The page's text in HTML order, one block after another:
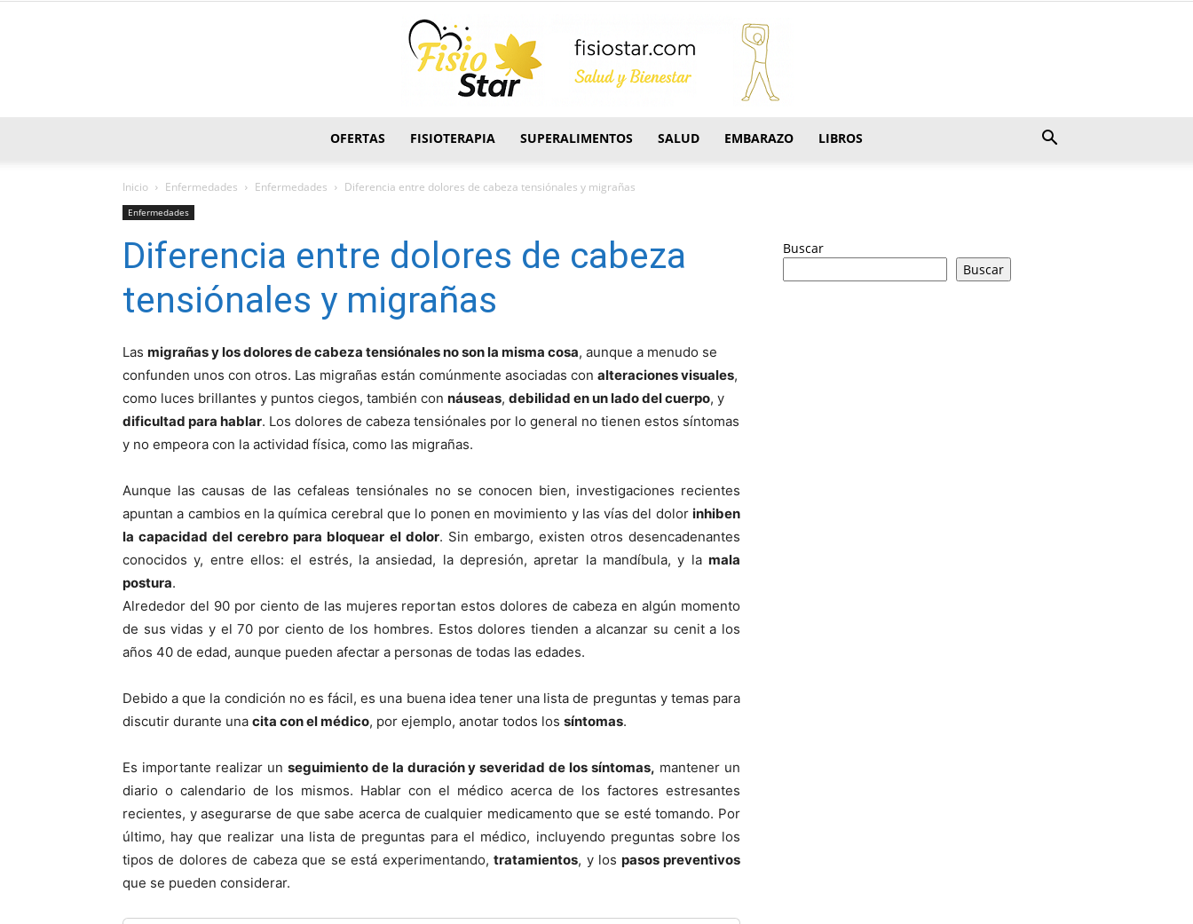
OFERTAS FISIOTERAPIA SUPERALIMENTOS SALUD EMBARAZO LIBROS
Inicio Enfermedades Enfermedades Diferencia entre dolores de cabeza tensiónales y migrañas
Enfermedades
Diferencia entre dolores de cabeza
tensiónales y migrañas
Las migrañas y los dolores de cabeza tensiónales no son la misma cosa, aunque a menudo se
confunden unos con otros. Las migrañas están comúnmente asociadas con alteraciones visuales,
como luces brillantes y puntos ciegos, también con náuseas, debilidad en un lado del cuerpo, y
dificultad para hablar. Los dolores de cabeza tensiónales por lo general no tienen estos sí­ntomas
y no empeora con la actividad fí­sica, como las migrañas.
Aunque las causas de las cefaleas tensiónales no se conocen bien, investigaciones recientes
apuntan a cambios en la quí­mica cerebral que lo ponen en movimiento y las ví­as del dolor inhiben
la capacidad del cerebro para bloquear el dolor. Sin embargo, existen otros desencadenantes
conocidos y, entre ellos: el estrés, la ansiedad, la depresión, apretar la mandí­bula, y la mala
postura.
Alrededor del 90 por ciento de las mujeres reportan estos dolores de cabeza en algún momento
de sus vidas y el 70 por ciento de los hombres. Estos dolores tienden a alcanzar su cenit a los
años 40 de edad, aunque pueden afectar a personas de todas las edades.
Debido a que la condición no es fácil, es una buena idea tener una lista de preguntas y temas para
discutir durante una cita con el médico, por ejemplo, anotar todos los sí­ntomas.
Es importante realizar un seguimiento de la duración y severidad de los sí­ntomas, mantener un
diario o calendario de los mismos. Hablar con el médico acerca de los factores estresantes
recientes, y asegurarse de que sabe acerca de cualquier medicamento que se esté tomando. Por
último, hay que realizar una lista de preguntas para el médico, incluyendo preguntas sobre los
tipos de dolores de cabeza que se está experimentando,tratamientos, y los pasos preventivos
que se pueden considerar.
Buscar
Buscar